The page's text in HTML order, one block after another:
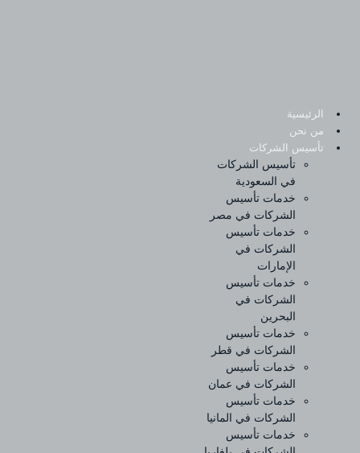
الرئيسية
من نحن
تأسيس الشركات
تأسيس الشركات
في السعودية
خدمات تأسيس
الشركات في مصر
خدمات تأسيس
الشركات في
الإمارات
خدمات تأسيس
الشركات في
البحرين
خدمات تأسيس
الشركات في قطر
خدمات تأسيس
الشركات في عمان
خدمات تأسيس
الشركات في المانيا
خدمات تأسيس